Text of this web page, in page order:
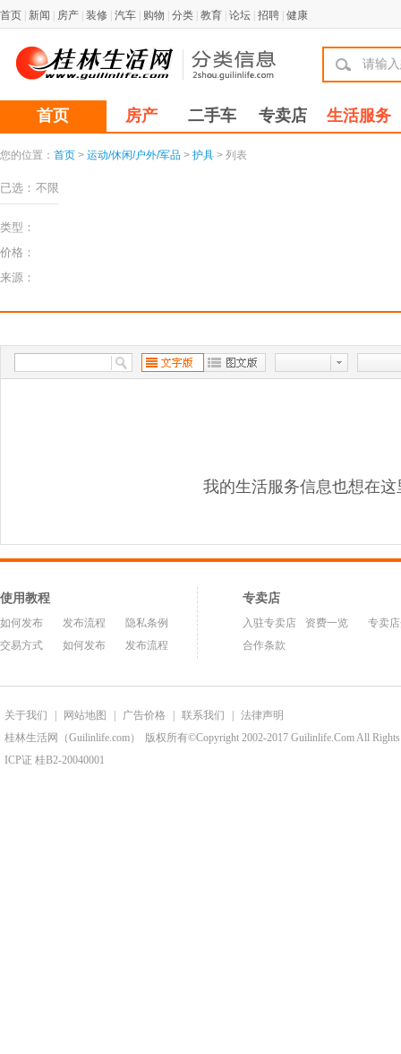
首页 新闻 房产 装修 汽车 购物 分类 教育 论坛 招聘 健康
首页 房产 二手车 专卖店 生活服务
您的位置： 首页 > 运动/休闲/户外/军品 > 护具 > 列表
已选： 不限
类型：
价格：
来源：
我的生活服务信息也想在这
使用教程
如何发布 发布流程
隐私条例
交易方式
如何发布 发布流程
专卖店
入驻专卖店 资费一览
专卖
合作条款
关于我们 网站地图 广告价格 联系我们
法律声明
桂林生活网（Guilinlife.com）
版权所有©Copyright 2002-2017 Guilinlife.Com All Rights
ICP证 桂B2-20040001